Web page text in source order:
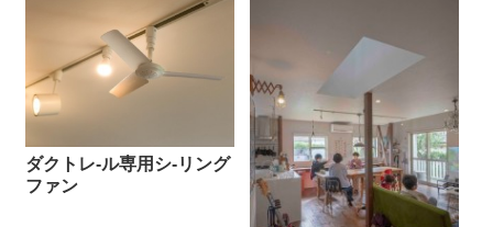
ダクトレ-ル専用シ-リング
ファン